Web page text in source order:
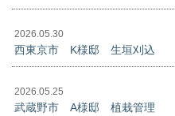
2026.05.30
西東京市 K様邸 生垣刈込
2026.05.25
武蔵野市 A様邸 植栽管理